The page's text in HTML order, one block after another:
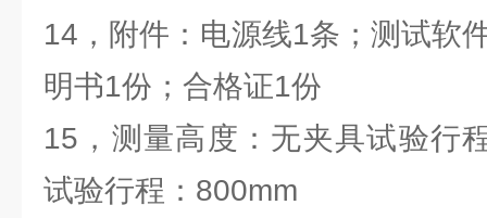
14，附件：电源线1条；测试软
明书1份；合格证1份
15，测量高度：无夹具试验行
试验行程：800mm